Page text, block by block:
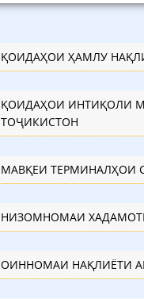
ҚОИДАҲОИ ҲАМЛУ
ҚОИДАҲОИ ИНТИҚОЛИ
ТОҶИКИСТОН
МАВҚЕИ ТЕРМИНАЛҲОИ
НИЗОМНОМАИ
ОИННОМАИ НАҚЛИЁТИ